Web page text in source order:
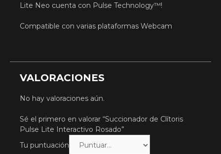
Lite Neo cuenta con Pulse Technology™!
Compatible con varias plataformas Webcam
VALORACIONES
No hay valoraciones aún.
Sé el primero en valorar “Succionador de Clítoris
Pulse Lite Interactivo Rosado”
Tu puntuación